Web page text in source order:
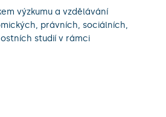
výzkumu a vzdělávání
právních, sociálních,
studií v rámci